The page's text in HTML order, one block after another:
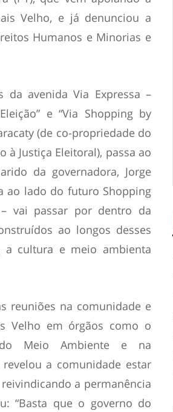
Velho, e já denunciou a
Humanos e Minorias e
avenida Via Expressa –
e “Via Shopping by
(de co-propriedade do
à Justiça Eleitoral), passa ao
da governadora, Jorge
ao lado do futuro Shopping
vai passar por dentro da
ao longos desses
a cultura e meio ambienta
reuniões na comunidade e
Velho em órgãos como o
do Meio Ambiente e na
a comunidade estar
a permanência
“Basta que o governo do